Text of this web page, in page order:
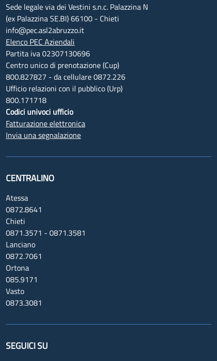
Sede legale via dei Vestini s.n.c. Palazzina N
(ex Palazzina SE.BI) 66100 - Chieti
info@pec.asl2abruzzo.it
Elenco PEC Aziendali
Partita iva 02307130696
Centro unico di prenotazione (Cup)
800.827827 - da cellulare 0872.226
Ufficio relazioni con il pubblico (Urp)
800.171718
Codici univoci ufficio
Fatturazione elettronica
Invia una segnalazione
CENTRALINO
Atessa
0872.8641
Chieti
0871.3571 - 0871.3581
Lanciano
0872.7061
Ortona
085.9171
Vasto
0873.3081
SEGUICI SU